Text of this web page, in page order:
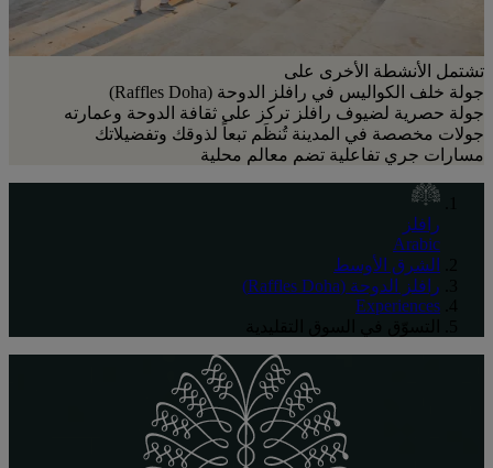
تشتمل الأنشطة الأخرى على
جولة خلف الكواليس في رافلز الدوحة (Raffles Doha)
جولة حصرية لضيوف رافلز تركز على ثقافة الدوحة وعمارته
جولات مخصصة في المدينة تُنظَم تبعاً لذوقك وتفضيلاتك
مسارات جري تفاعلية تضم معالم محلية
رافلز
Arabic
الشرق الأوسط
رافلز الدوحة (Raffles Doha)
Experiences